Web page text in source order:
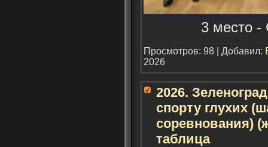
3 место -
Просмотров: 98 | Добавил:
2026
2026.
спорту глухих
соревнования)
таблица